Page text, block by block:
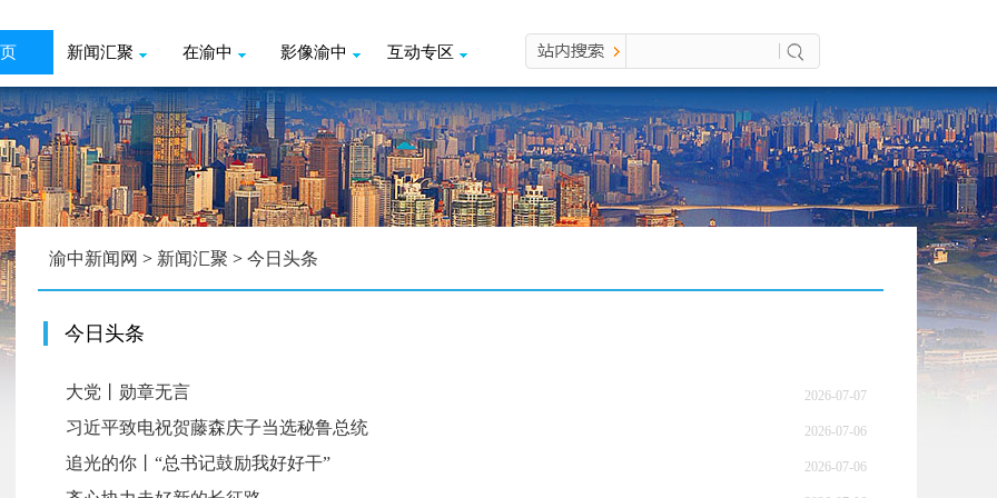
新闻汇聚 在渝中 影像渝中 互动专区
渝中新闻网 > 新闻汇聚 > 今日头条
今日头条
大党丨勋章无言 2026-07-07
习近平致电祝贺藤森庆子当选秘鲁总统 2026-07-06
追光的你丨“总书记鼓励我好好干” 2026-07-06